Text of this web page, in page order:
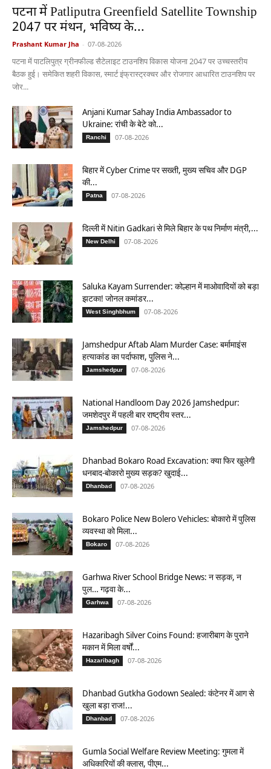
पटना में Patliputra Greenfield Satellite Township
2047 पर मंथन, भविष्य के...
Prashant Kumar Jha - 07-08-2026
पटना में पाटलिपुत्र ग्रीनफील्ड सैटेलाइट टाउनशिप विकास योजना 2047 पर उच्चस्तरीय
बैठक हुई। समेकित शहरी विकास, स्मार्ट इंफ्रास्ट्रक्चर और रोजगार आधारित टाउनशिप पर
जोर...
Anjani Kumar Sahay India Ambassador to
Ukraine: रांची के बेटे को...
Ranchi 07-08-2026
बिहार में Cyber Crime पर सख्ती, मुख्य सचिव और DGP
की...
Patna 07-08-2026
दिल्ली में Nitin Gadkari से मिले बिहार के पथ निर्माण मंत्री,...
New Delhi 07-08-2026
Saluka Kayam Surrender: कोल्हान में माओवादियों को बड़ा
झटका! जोनल कमांडर...
West Singhbhum 07-08-2026
Jamshedpur Aftab Alam Murder Case: बर्मामाइंस
हत्याकांड का पर्दाफाश, पुलिस ने...
Jamshedpur 07-08-2026
National Handloom Day 2026 Jamshedpur:
जमशेदपुर में पहली बार राष्ट्रीय स्तर...
Jamshedpur 07-08-2026
Dhanbad Bokaro Road Excavation: क्या फिर खुलेगी
धनबाद-बोकारो मुख्य सड़क? खुदाई...
Dhanbad 07-08-2026
Bokaro Police New Bolero Vehicles: बोकारो में पुलिस
व्यवस्था को मिला...
Bokaro 07-08-2026
Garhwa River School Bridge News: न सड़क, न
पुल… गढ़वा के...
Garhwa 07-08-2026
Hazaribagh Silver Coins Found: हजारीबाग के पुराने
मकान में मिला वर्षों...
Hazaribagh 07-08-2026
Dhanbad Gutkha Godown Sealed: कंटेनर में आग से
खुला बड़ा राज!...
Dhanbad 07-08-2026
Gumla Social Welfare Review Meeting: गुमला में
अधिकारियों की क्लास, पीएम...